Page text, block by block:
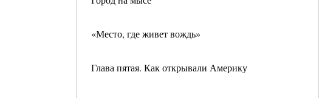
«Место, где живет вождь»
Глава пятая. Как открывали Америку